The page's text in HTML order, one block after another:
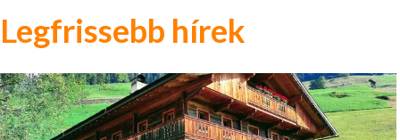
Legfrissebb hírek